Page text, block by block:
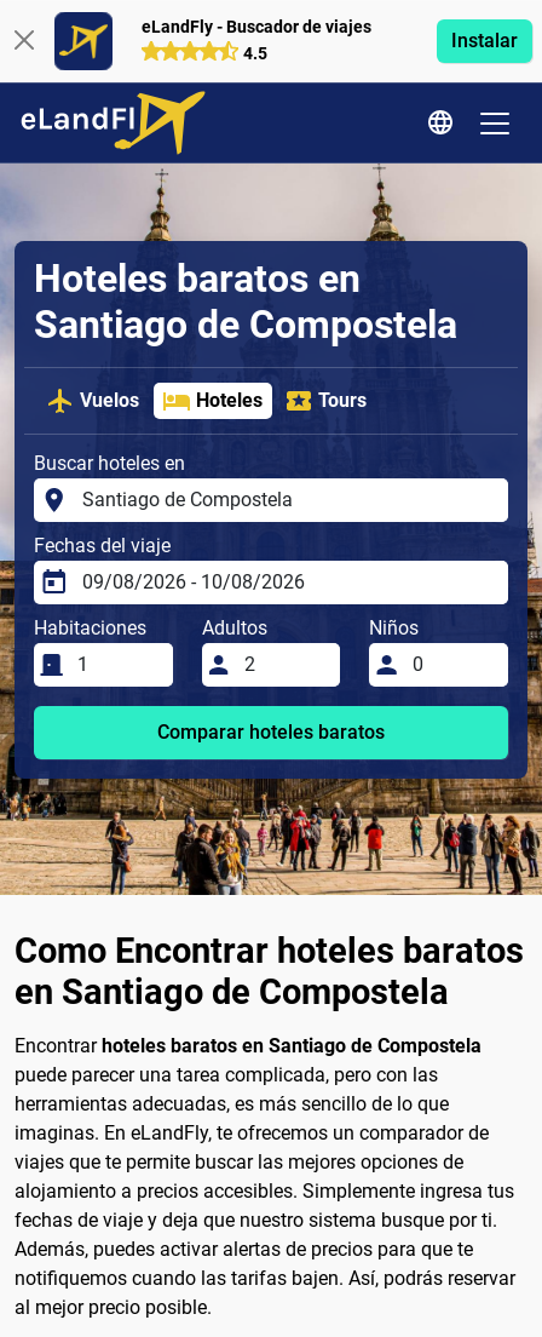
eLandFly - Buscador de viajes
4.5
Instalar
Hoteles baratos en
Santiago de Compostela
Vuelos Hoteles Tours
Buscar hoteles en
Fechas del viaje
Habitaciones Adultos Niños
Comparar hoteles baratos
Como Encontrar hoteles baratos
en Santiago de Compostela
Encontrar hoteles baratos en Santiago de Compostela
puede parecer una tarea complicada, pero con las
herramientas adecuadas, es más sencillo de lo que
imaginas. En eLandFly, te ofrecemos un comparador de
viajes que te permite buscar las mejores opciones de
alojamiento a precios accesibles. Simplemente ingresa tus
fechas de viaje y deja que nuestro sistema busque por ti.
Además, puedes activar alertas de precios para que te
notifiquemos cuando las tarifas bajen. Así, podrás reservar
al mejor precio posible.